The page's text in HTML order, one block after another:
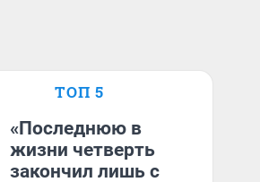
ТОП 5
«Последнюю в
жизни четверть
закончил лишь с